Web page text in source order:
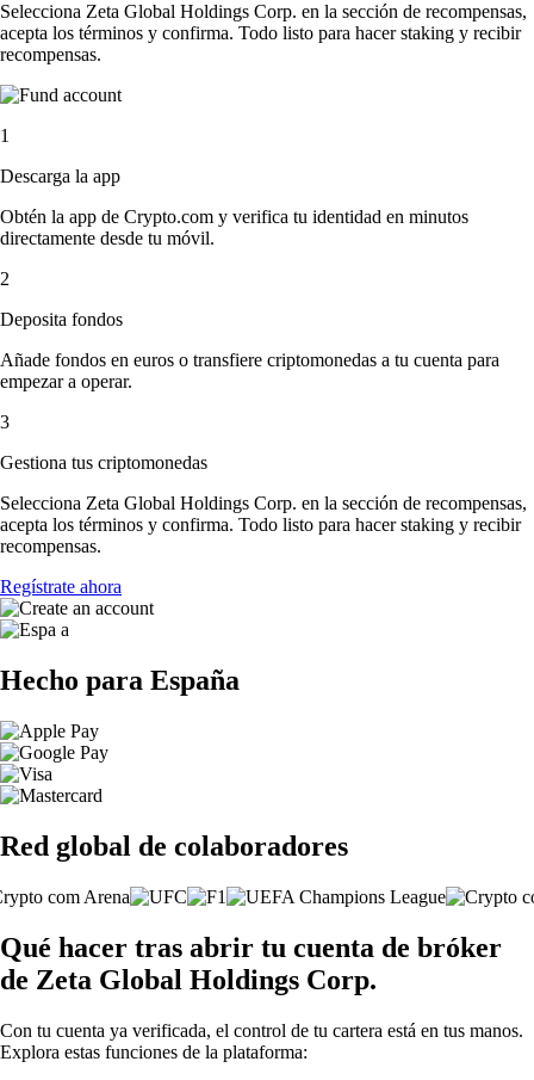
Selecciona Zeta Global Holdings Corp. en la sección de recompensas,
acepta los términos y confirma. Todo listo para hacer staking y recibir
recompensas.
1
Descarga la app
Obtén la app de Crypto.com y verifica tu identidad en minutos
directamente desde tu móvil.
2
Deposita fondos
Añade fondos en euros o transfiere criptomonedas a tu cuenta para
empezar a operar.
3
Gestiona tus criptomonedas
Selecciona Zeta Global Holdings Corp. en la sección de recompensas,
acepta los términos y confirma. Todo listo para hacer staking y recibir
recompensas.
Regístrate ahora
Hecho para España
Red global de colaboradores
Qué hacer tras abrir tu cuenta de bróker
de Zeta Global Holdings Corp.
Con tu cuenta ya verificada, el control de tu cartera está en tus manos.
Explora estas funciones de la plataforma: